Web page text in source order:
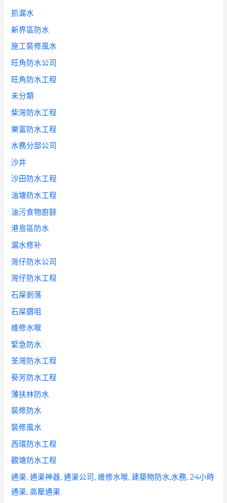
抓漏水
新界區防水
施工裝修風水
旺角防水公司
旺角防水工程
未分類
柴灣防水工程
樂富防水工程
水務分部公司
沙井
沙田防水工程
油塘防水工程
油污食物廚餘
港島區防水
漏水修补
灣仔防水公司
灣仔防水工程
石屎剝落
石屎鑽咀
維修水喉
緊急防水
荃灣防水工程
葵芳防水工程
薄扶林防水
裝修防水
裝修風水
西環防水工程
觀塘防水工程
通渠, 通渠神器, 通渠公司, 維修水喉, 建築物防水,水務, 24小時
通渠, 高壓通渠